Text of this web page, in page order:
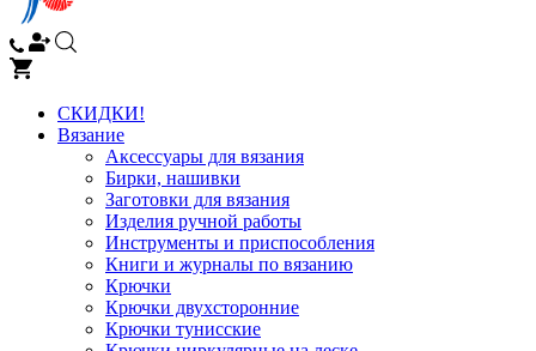
СКИДКИ!
Вязание
Аксессуары для вязания
Бирки, нашивки
Заготовки для вязания
Изделия ручной работы
Инструменты и приспособления
Книги и журналы по вязанию
Крючки
Крючки двухсторонние
Крючки тунисские